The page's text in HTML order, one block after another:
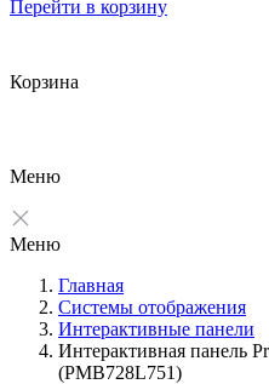
Перейти в корзину
Корзина
Меню
Меню
Главная
Системы отображения
Интерактивные панели
Интерактивная панель
(PMB728L751)